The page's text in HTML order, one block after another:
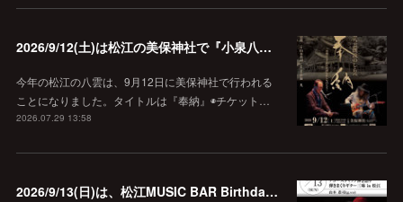
2026/9/12(土)は松江の美保神社で『小泉八雲朗読のしらべ』
今年の松江の八雲は、9月12日に美保神社で行われる
ことになりました。タイトルは『奉納』◉チケット…
2026.07.29 13:58
2026/9/13(日)は、松江MUSIC BAR Birthdayでアコースティック弾き語り弾きまくりギター三昧♪